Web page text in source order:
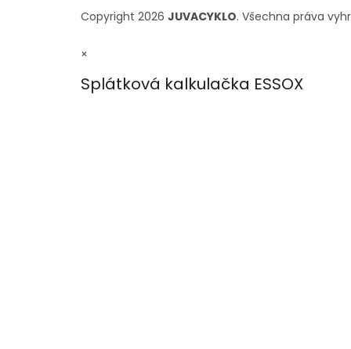
Copyright 2026 JUVACYKLO. Všechna práva
×
Splátková kalkulačka ESSOX